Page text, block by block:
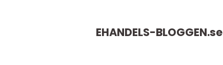
EHANDELS-BLOGGEN.se